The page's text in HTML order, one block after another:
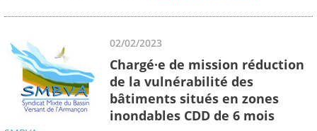
02/02/2023
Chargé·e de mission réduction
de la vulnérabilité des
bâtiments situés en zones
inondables CDD de 6 mois